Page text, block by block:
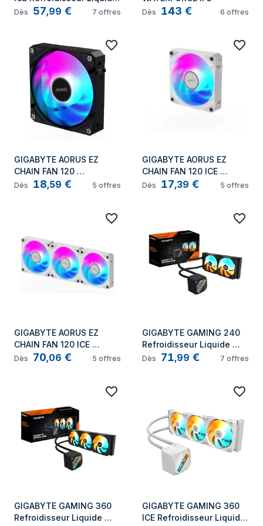
pour CPU - 2x120mm
d'emboîtement
coulissant, DAISY-CHAIN,
Compatible Intel LGA 1851
et AMD AM5
Dès 57,99 € 7 offres Dès 143 € 6 offres
GIGABYTE AORUS EZ
CHAIN FAN 120
Processeur Refroidisseur
Dès 18,59 € 5 offres
GIGABYTE AORUS EZ
CHAIN FAN 120 ICE
Processeur Refroidisseur
Dès 17,39 € 5 offres
GIGABYTE AORUS EZ
CHAIN FAN 120 ICE
Processeur Refroidisseur
Dès 70,06 € 5 offres
GIGABYTE GAMING 240
Refroidisseur Liquide
pour CPU - 2x120mm
Compatible Intel LGA 1851
et AMD AM5
Dès 71,99 € 7 offres
GIGABYTE GAMING 360
Refroidisseur Liquide
GIGABYTE GAMING 360
ICE Refroidisseur Liquide